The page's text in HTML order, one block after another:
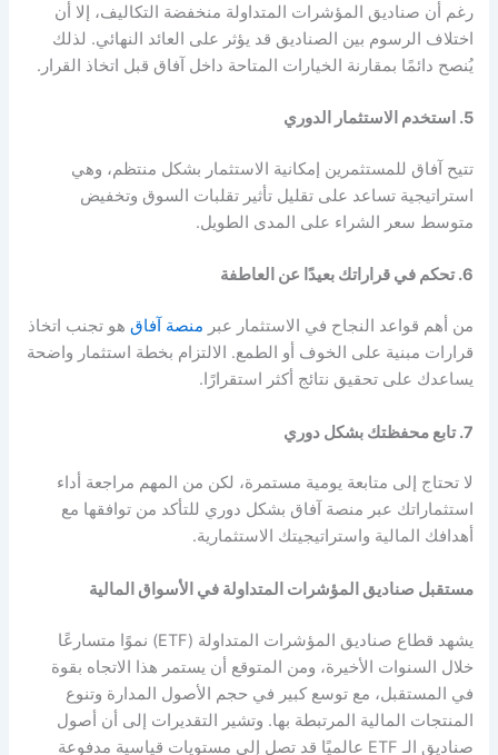
رغم أن صناديق المؤشرات المتداولة منخفضة التكاليف، إلا أن
اختلاف الرسوم بين الصناديق قد يؤثر على العائد النهائي. لذلك
يُنصح دائمًا بمقارنة الخيارات المتاحة داخل آفاق قبل اتخاذ القرار.
5. استخدم الاستثمار الدوري
تتيح آفاق للمستثمرين إمكانية الاستثمار بشكل منتظم، وهي
استراتيجية تساعد على تقليل تأثير تقلبات السوق وتخفيض
متوسط سعر الشراء على المدى الطويل.
6. تحكم في قراراتك بعيدًا عن العاطفة
من أهم قواعد النجاح في الاستثمار عبر منصة آفاقهو تجنب اتخاذ
قرارات مبنية على الخوف أو الطمع. الالتزام بخطة استثمار واضحة
يساعدك على تحقيق نتائج أكثر استقرارًا.
7. تابع محفظتك بشكل دوري
لا تحتاج إلى متابعة يومية مستمرة، لكن من المهم مراجعة أداء
استثماراتك عبر منصة آفاق بشكل دوري للتأكد من توافقها مع
أهدافك المالية واستراتيجيتك الاستثمارية.
مستقبل صناديق المؤشرات المتداولة في الأسواق المالية
يشهد قطاع صناديق المؤشرات المتداولة (ETF) نموًا متسارعًا
خلال السنوات الأخيرة، ومن المتوقع أن يستمر هذا الاتجاه بقوة
في المستقبل، مع توسع كبير في حجم الأصول المدارة وتنوع
المنتجات المالية المرتبطة بها. وتشير التقديرات إلى أن أصول
صناديق الـ ETF عالميًا قد تصل إلى مستويات قياسية مدفوعة